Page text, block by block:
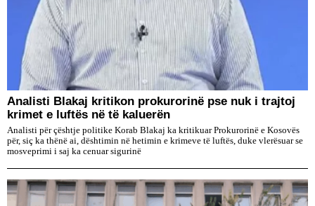
​Analisti Blakaj kritikon prokurorinë pse nuk i trajtoj
krimet e luftës në të kaluerën
Analisti për çështje politike Korab Blakaj ka kritikuar Prokurorinë e Kosovës
për, siç ka thënë ai, dështimin në hetimin e krimeve të luftës, duke vlerësuar se
mosveprimi i saj ka cenuar sigurinë